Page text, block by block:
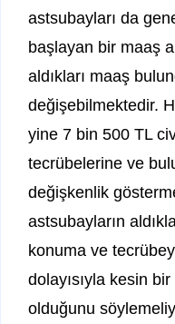
astsubayları da
başlayan bir maaş
aldıkları maaş
değişebilmektedir.
yine 7 bin 500 TL
tecrübelerine ve
değişkenlik
astsubayların
konuma ve
dolayısıyla kesin
olduğunu